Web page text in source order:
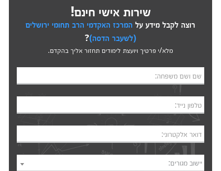
שירות אישי חינם!
רוצה לקבל מידע על המרכז האקדמי הרב תחומי ירושלים
(לשעבר הדסה)?
מלא/י פרטיך ויועצת לימודים תחזור אליך בהקדם.
שם ושם משפחה:
טלפון נייד:
דואר אלקטרוני:
יישוב מגורים: